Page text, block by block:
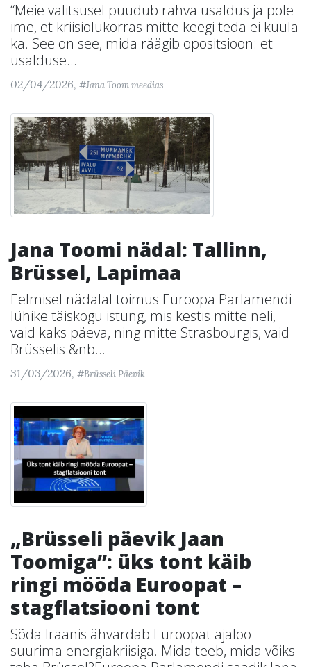
“Meie valitsusel puudub rahva usaldus ja pole
ime, et kriisiolukorras mitte keegi teda ei kuula
ka. See on see, mida räägib opositsioon: et
usalduse...
02/04/2026, #Jana Toom meedias
Jana Toomi nädal: Tallinn,
Brüssel, Lapimaa
Eelmisel nädalal toimus Euroopa Parlamendi
lühike täiskogu istung, mis kestis mitte neli,
vaid kaks päeva, ning mitte Strasbourgis, vaid
Brüsselis.&nb...
31/03/2026, #Brüsseli Päevik
„Brüsseli päevik Jaan
Toomiga”: üks tont käib
ringi mööda Euroopat –
stagflatsiooni tont
Sõda Iraanis ähvardab Euroopat ajaloo
suurima energiakriisiga. Mida teeb, mida võiks